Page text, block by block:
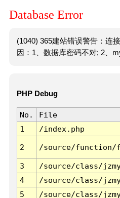
Database Error
(1040) 365建站错误警告：连
因：1、数据库密码不对; 2、
PHP Debug
No. File
1
/index.php
2 /source/function/
3 /source/class/
4
/source/class/
5
/source/class/